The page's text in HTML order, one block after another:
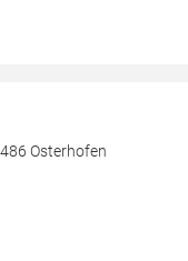
Osterhofen